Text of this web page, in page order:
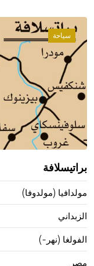
سياحة
براتيسلافة
مولدافيا (مولدوفا)
الزبداني
الفولغا (نهر-)
مصر